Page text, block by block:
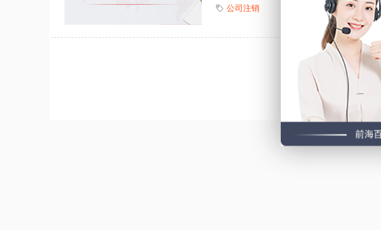
公司注销
页 条记录